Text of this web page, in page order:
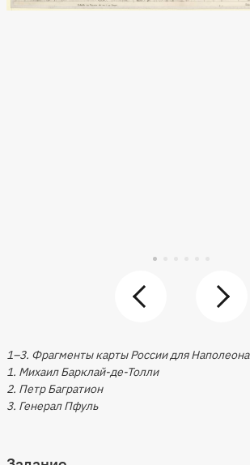
1–3. Фрагменты карты России для Наполеона
1. Михаил Барклай-де-Толли
2. Петр Багратион
3. Генерал Пфуль